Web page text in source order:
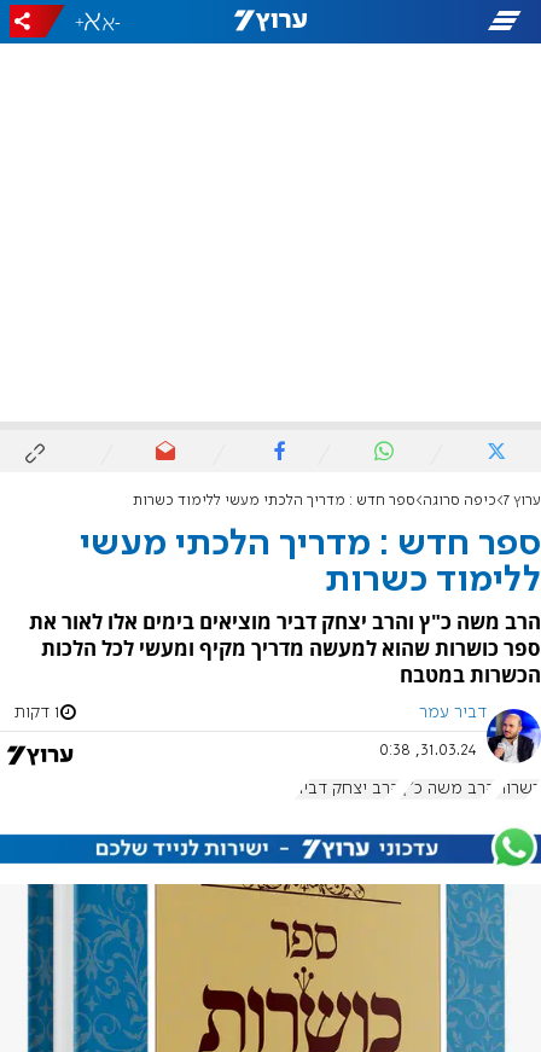
-
+
ערוץ 7 כיפה סרוגה ספר חדש : מדריך הלכתי מעשי ללימוד כשרות
ספר חדש : מדריך הלכתי מעשי
ללימוד כשרות
הרב משה כ"ץ והרב יצחק דביר מוציאים בימים אלו לאור את
ספר כושרות שהוא למעשה מדריך מקיף ומעשי לכל הלכות
הכשרות במטבח
דביר עמר 1 דקות
31.03.24, 0:38
כשרות הרב משה כ"ץ הרב יצחק דביר